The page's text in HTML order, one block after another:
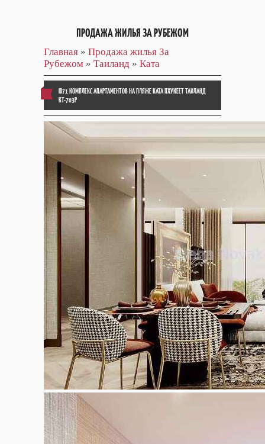
ПРОДАЖА ЖИЛЬЯ ЗА РУБЕЖОМ
Главная » Продажа жилья За
Рубежом » Таиланд » Ката
ID71 КОМПЛЕКС АПАРТАМЕНТОВ НА ПЛЯЖЕ КАТА ПХУКЕЕТ ТАИЛАНД
KT-703P